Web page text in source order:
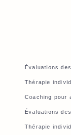
Évaluations
Thérapie
Coaching pour
Évaluations
Thérapie